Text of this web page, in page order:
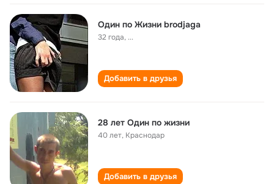
Один по Жизни brodjaga
32 года, ...
Добавить в друзья
28 лет Один по жизни
40 лет, Краснодар
Добавить в друзья